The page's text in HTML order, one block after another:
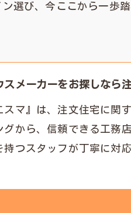
選び、今ここから一歩
メーカーをお探しなら
スマ』は、注文住宅に関
から、信頼できる工務
持つスタッフが丁寧に対